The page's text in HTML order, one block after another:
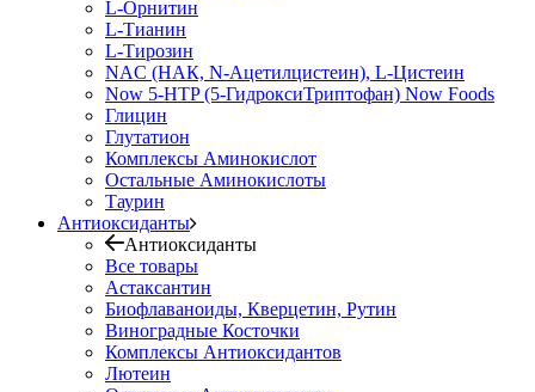
L-Орнитин
L-Тианин
L-Тирозин
NAC (НАК, N-Ацетилцистеин), L-Цистеин
Now 5-HTP (5-ГидроксиТриптофан) Now Foods
Глицин
Глутатион
Комплексы Аминокислот
Остальные Аминокислоты
Таурин
Антиоксиданты
Антиоксиданты
Все товары
Астаксантин
Биофлаваноиды, Кверцетин, Рутин
Виноградные Косточки
Комплексы Антиоксидантов
Лютеин